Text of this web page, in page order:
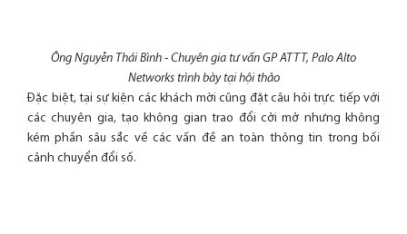
Ông Nguyễn Thái Bình - Chuyên gia tư vấn GP ATTT, Palo Alto
Networks trình bày tại hội thảo
Đặc biệt, tại sự kiện các khách mời cũng đặt câu hỏi trực tiếp với
các chuyên gia, tạo không gian trao đổi cởi mở nhưng không
kém phần sâu sắc về các vấn đề an toàn thông tin trong bối
cảnh chuyển đổi số.